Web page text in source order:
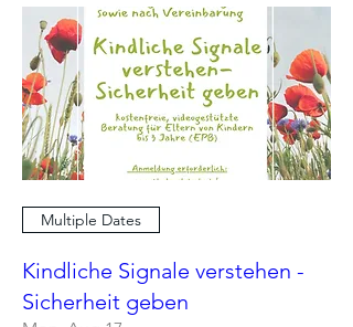
Multiple Dates
Kindliche Signale verstehen -
Sicherheit geben